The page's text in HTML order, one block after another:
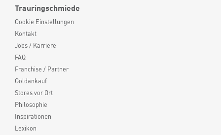
Trauringschmiede
Cookie Einstellungen
Kontakt
Jobs / Karriere
FAQ
Franchise / Partner
Goldankauf
Stores vor Ort
Philosophie
Inspirationen
Lexikon